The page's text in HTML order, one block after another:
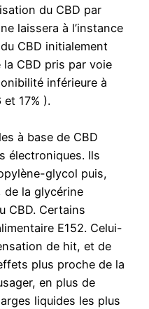
du CBD par
laissera à l’instance
CBD initialement
la CBD pris par voie
inférieure à
17% ).
à base de CBD
électroniques. Ils
glycol puis,
de la glycérine
CBD. Certains
E152. Celui-
de hit, et de
plus proche de la
en plus de
liquides les plus